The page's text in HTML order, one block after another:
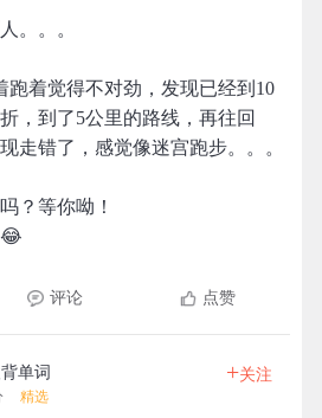
。。。
跑着觉得不对劲，发现已经到10
，到了5公里的路线，再往回
走错了，感觉像迷宫跑步。。。
？等你呦！
评论 点赞
单词
精选
+关注